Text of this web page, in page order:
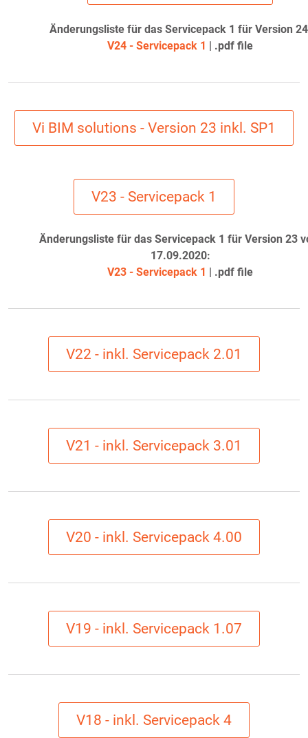
Änderungsliste für das Servicepack 1 für Version
V24 - Servicepack 1 | .pdf file
Vi BIM solutions - Version 23 inkl. SP1
V23 - Servicepack 1
Änderungsliste für das Servicepack 1 für Version 23
17.09.2020:
V23 - Servicepack 1 | .pdf file
V22 - inkl. Servicepack 2.01
V21 - inkl. Servicepack 3.01
V20 - inkl. Servicepack 4.00
V19 - inkl. Servicepack 1.07
V18 - inkl. Servicepack 4